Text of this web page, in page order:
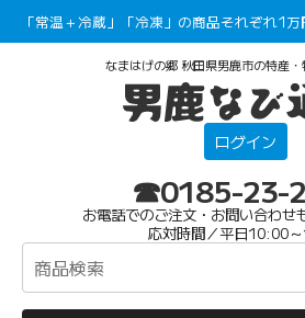
「常温＋冷蔵」「冷凍」の商品それぞれ1
なまはげの郷 秋田県男鹿市の特産
ログイン
☎0185-23-
お電話でのご注文・お問い合わせ
応対時間／平日10:00